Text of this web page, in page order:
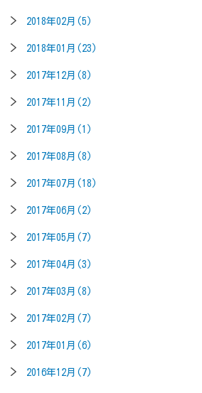
2018年02月(5)
2018年01月(23)
2017年12月(8)
2017年11月(2)
2017年09月(1)
2017年08月(8)
2017年07月(18)
2017年06月(2)
2017年05月(7)
2017年04月(3)
2017年03月(8)
2017年02月(7)
2017年01月(6)
2016年12月(7)